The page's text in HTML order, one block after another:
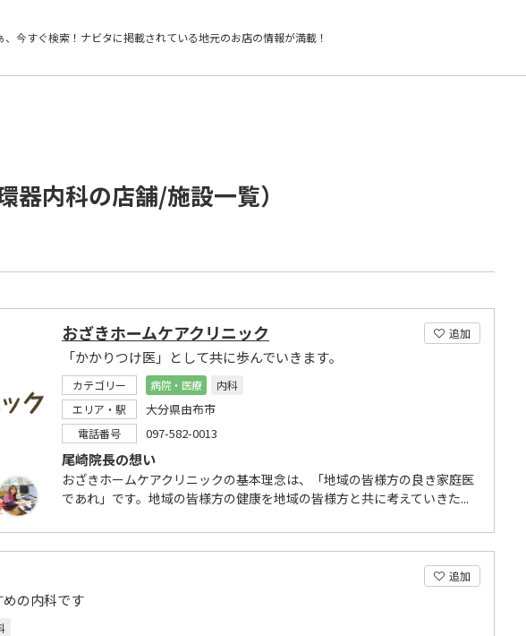
、今すぐ検索！ ナビタに掲載されている地元のお店の情報が満載！
器内科の店舗/施設一覧）
追加
おざきホームケアクリニック
「かかりつけ医」として共に歩んでいきます。
カテゴリー 病院・医療
内科
エリア・駅
大分県由布市
電話番号 097-582-0013
尾崎院長の想い
おざきホームケアクリニックの基本理念は、「地域の皆様方の良き家庭医
であれ」です。地域の皆様方の健康を地域の皆様方と共に考えていきた...
追加
の内科です